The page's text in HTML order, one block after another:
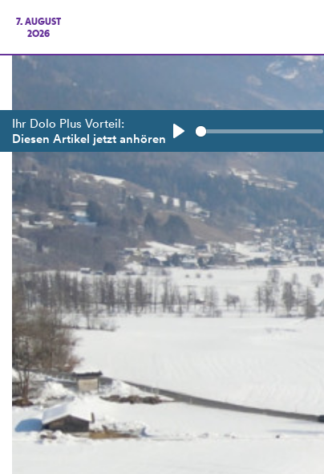
7. AUGUST
2026
Ihr Dolo Plus Vorteil:
Diesen Artikel jetzt anhören